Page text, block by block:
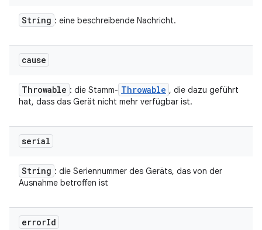
String : eine beschreibende Nachricht.
cause
Throwable : die Stamm- Throwable , die dazu geführt
hat, dass das Gerät nicht mehr verfügbar ist.
serial
String : die Seriennummer des Geräts, das von der
Ausnahme betroffen ist
errorId